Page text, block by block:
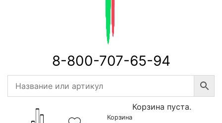
8-800-707-65-94
Корзина
Корзина пуста.